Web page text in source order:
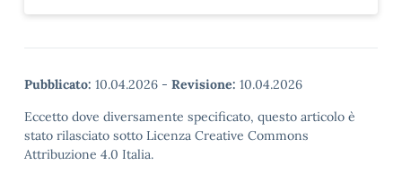
Pubblicato: 10.04.2026 - Revisione: 10.04.2026
Eccetto dove diversamente specificato, questo articolo è
stato rilasciato sotto Licenza Creative Commons
Attribuzione 4.0 Italia.